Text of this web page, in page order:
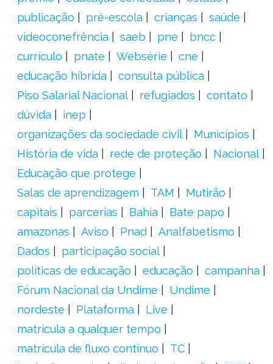
publicação
pré-escola crianças
saúde
videoconefrência
saeb pne
bncc
currículo
pnate Websérie
cne
educação híbrida
consulta pública
Piso Salarial Nacional
refugiados
contato
dúvida
inep
organizações da sociedade civil
Municípios
História de vida
rede de proteção
Nacional
Educação que protege
Salas de aprendizagem
TAM
Mutirão
capitais
parcerias Bahia
Bate papo
amazonas
Aviso Pnad
Analfabetismo
Dados
participação social
políticas de educação
educação
campanha
Fórum Nacional da Undime
Undime
nordeste
Plataforma
Live
matrícula a qualquer tempo
matrícula de fluxo contínuo
TC